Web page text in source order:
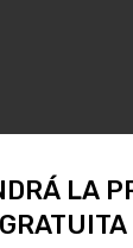
LA